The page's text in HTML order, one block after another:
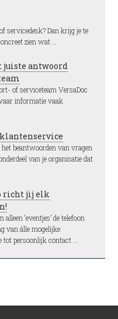
servicedesk? Dan krijg je te
zien wat …
juiste antwoord
of serviceteam VersaDoc
informatie vaak
beantwoorden van vragen
van je organisatie dat
richt jij elk
‘eventjes’ de telefoon
van álle mogelijke
persoonlijk contact …